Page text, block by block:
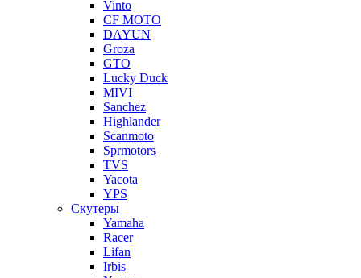
Vinto
CF MOTO
DAYUN
Groza
GTO
Lucky Duck
MIVI
Sanchez
Highlander
Scanmoto
Sprmotors
TVS
Yacota
YPS
Скутеры
Yamaha
Racer
Lifan
Irbis